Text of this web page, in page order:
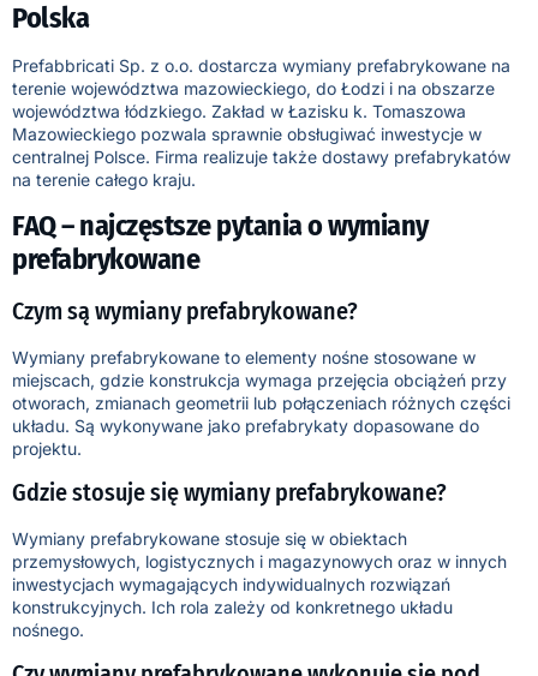
Polska
Prefabbricati Sp. z o.o. dostarcza wymiany prefabrykowane na
terenie województwa mazowieckiego, do Łodzi i na obszarze
województwa łódzkiego. Zakład w Łazisku k. Tomaszowa
Mazowieckiego pozwala sprawnie obsługiwać inwestycje w
centralnej Polsce. Firma realizuje także dostawy prefabrykatów
na terenie całego kraju.
FAQ – najczęstsze pytania o wymiany
prefabrykowane
Czym są wymiany prefabrykowane?
Wymiany prefabrykowane to elementy nośne stosowane w
miejscach, gdzie konstrukcja wymaga przejęcia obciążeń przy
otworach, zmianach geometrii lub połączeniach różnych części
układu. Są wykonywane jako prefabrykaty dopasowane do
projektu.
Gdzie stosuje się wymiany prefabrykowane?
Wymiany prefabrykowane stosuje się w obiektach
przemysłowych, logistycznych i magazynowych oraz w innych
inwestycjach wymagających indywidualnych rozwiązań
konstrukcyjnych. Ich rola zależy od konkretnego układu
nośnego.